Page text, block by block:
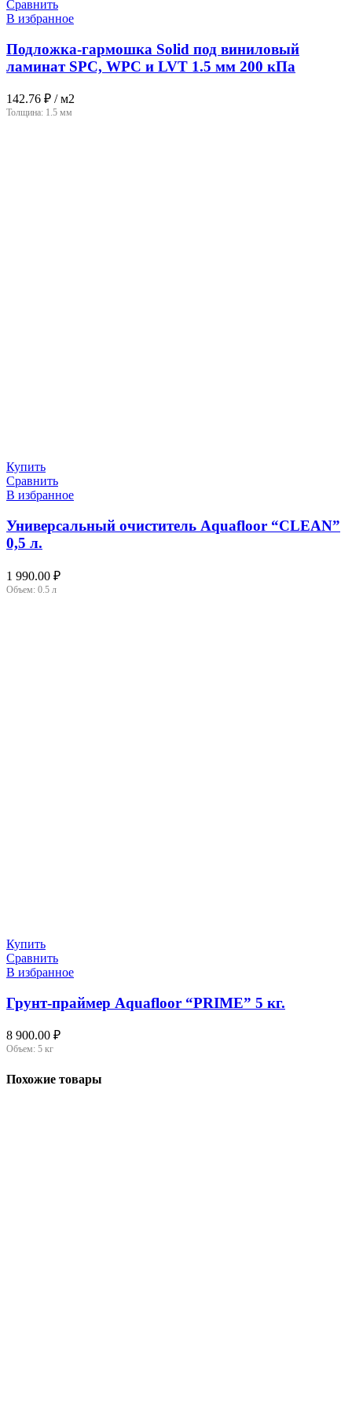
Сравнить
В избранное
Подложка-гармошка Solid под виниловый
ламинат SPC, WPC и LVT 1.5 мм 200 кПа
142.76 ₽ / м2
Толщина: 1.5 мм
Купить
Сравнить
В избранное
Универсальный очиститель Aquafloor “CLEAN”
0,5 л.
1 990.00 ₽
Объем: 0.5 л
Купить
Сравнить
В избранное
Грунт-праймер Aquafloor “PRIME” 5 кг.
8 900.00 ₽
Объем: 5 кг
Похожие товары